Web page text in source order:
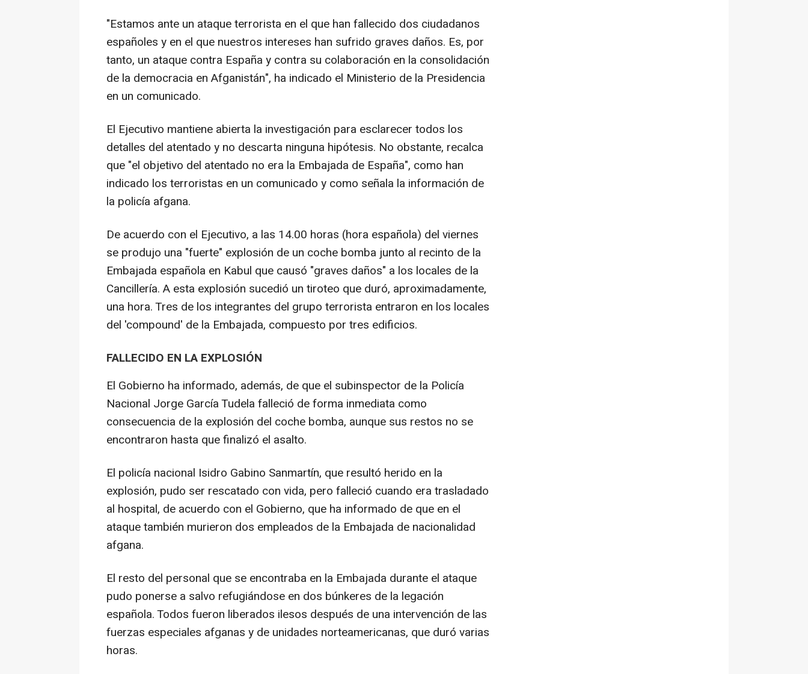
"Estamos ante un ataque terrorista en el que han fallecido dos ciudadanos
españoles y en el que nuestros intereses han sufrido graves daños. Es, por
tanto, un ataque contra España y contra su colaboración en la consolidación
de la democracia en Afganistán", ha indicado el Ministerio de la Presidencia
en un comunicado.
El Ejecutivo mantiene abierta la investigación para esclarecer todos los
detalles del atentado y no descarta ninguna hipótesis. No obstante, recalca
que "el objetivo del atentado no era la Embajada de España", como han
indicado los terroristas en un comunicado y como señala la información de
la policía afgana.
De acuerdo con el Ejecutivo, a las 14.00 horas (hora española) del viernes
se produjo una "fuerte" explosión de un coche bomba junto al recinto de la
Embajada española en Kabul que causó "graves daños" a los locales de la
Cancillería. A esta explosión sucedió un tiroteo que duró, aproximadamente,
una hora. Tres de los integrantes del grupo terrorista entraron en los locales
del 'compound' de la Embajada, compuesto por tres edificios.
FALLECIDO EN LA EXPLOSIÓN
El Gobierno ha informado, además, de que el subinspector de la Policía
Nacional Jorge García Tudela falleció de forma inmediata como
consecuencia de la explosión del coche bomba, aunque sus restos no se
encontraron hasta que finalizó el asalto.
El policía nacional Isidro Gabino Sanmartín, que resultó herido en la
explosión, pudo ser rescatado con vida, pero falleció cuando era trasladado
al hospital, de acuerdo con el Gobierno, que ha informado de que en el
ataque también murieron dos empleados de la Embajada de nacionalidad
afgana.
El resto del personal que se encontraba en la Embajada durante el ataque
pudo ponerse a salvo refugiándose en dos búnkeres de la legación
española. Todos fueron liberados ilesos después de una intervención de las
fuerzas especiales afganas y de unidades norteamericanas, que duró varias
horas.